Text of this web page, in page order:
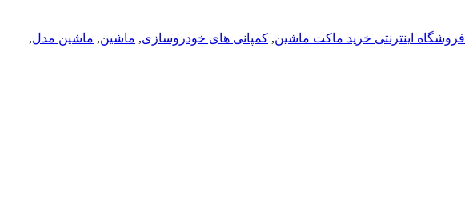
فروشگاه اینترنتی خرید ماکت ماشین, کمپانی های خودروسازی, ماشین, ماشین مدل,